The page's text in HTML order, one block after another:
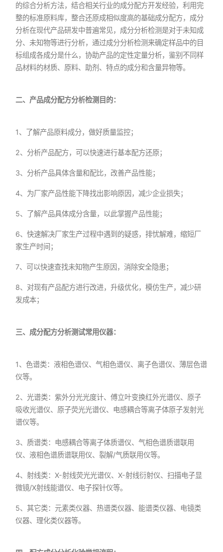
的综合分析方法，结合相关行业的成分配方开发经验，利用完
整的标准原料库，整合还原成相似度高的基础成分配方，成分
分析在现代产品研发中普遍常见，成分分析检测是对于未知成
分、未知物等进行分析，通过成分分析检测来确定样品中的目
标组成各成分是什么，协助产品的定性定量分析，鉴别不同样
品材料的材质、原料、助剂、特点的成分和含量异物等。
二、产品成分配方分析检测目的：
1、了解产品原料成分，做好质量监控；
2、分析产品配方，可以快速进行基本配方还原；
3、分析产品具体含量和配比，改善产品性能；
4、为厂家产品性能下降找出影响原因，减少企业损失；
5、了解产品具体成分含量，以此掌握产品性能；
6、快速解决厂家生产过程中遇到的疑惑，排忧解难，缩短厂
家生产时间；
7、可以快速查找未知物产生原因，消除安全隐患；
8、对现有产品配方进行改进，升级优化，模仿生产，减少研
发成本；
三、成分配方分析测试常用仪器：
1、色谱类：液相色谱仪、气相色谱仪、离子色谱仪、薄层色谱
仪等。
2、光谱类：紫外分光光度计、傅立叶变换红外光谱仪、原子
吸收光谱仪、原子荧光光谱仪、电感耦合等离子体原子发射光
谱仪等。
3、质谱类：电感耦合等离子体质谱仪、气相色谱质谱联用
仪、液相色谱质谱联用仪、裂解/气质联用仪等。
4、射线类：X-射线荧光光谱仪、X-射线衍射仪、扫描电子显
微镜/X射线能谱仪、电子探针仪等。
5、其它类：元素类仪器、热谱类仪器、能谱类仪器、电镜类
仪器、理化类仪器等。